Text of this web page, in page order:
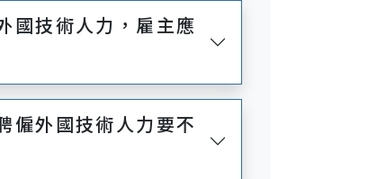
國技術人力，雇主應
僱外國技術人力要不